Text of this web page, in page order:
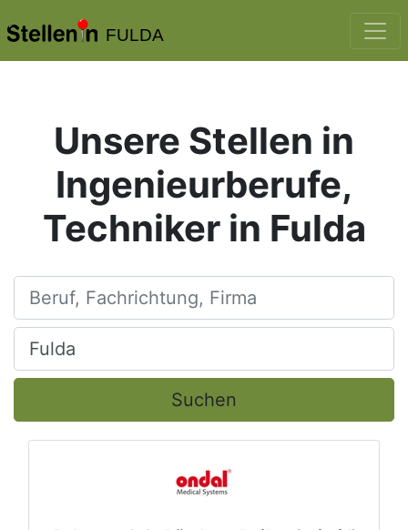
FULDA
Unsere Stellen in
Ingenieurberufe,
Techniker in Fulda
Beruf, Fachrichtung, Firma
Ort, Stadt
Suchen